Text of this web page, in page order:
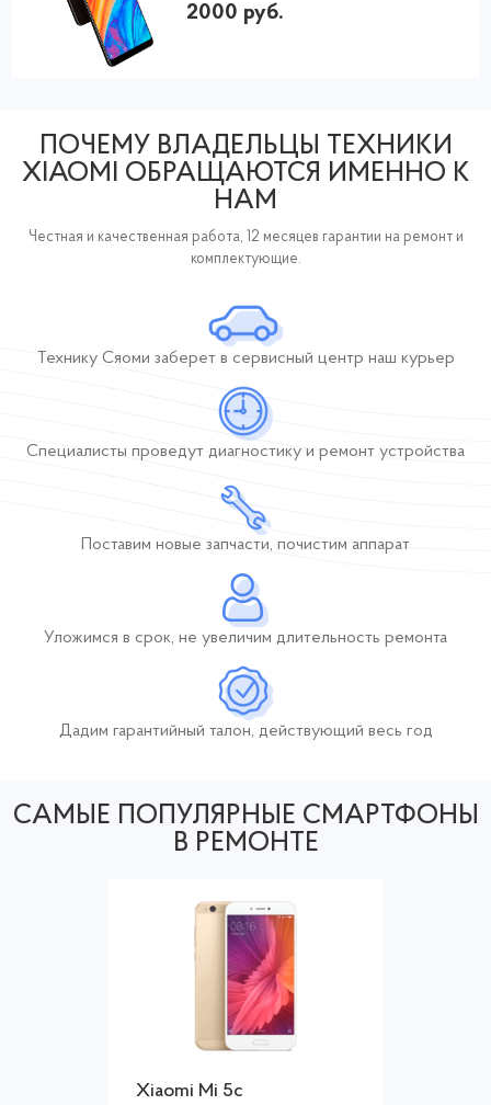
2000 руб.
ПОЧЕМУ ВЛАДЕЛЬЦЫ ТЕХНИКИ
XIAOMI ОБРАЩАЮТСЯ ИМЕННО К
НАМ
Честная и качественная работа, 12 месяцев гарантии на ремонт и
комплектующие.
Технику Сяоми заберетв сервисный центр наш курьер
Специалисты проведут диагностику и ремонт устройства
Поставим новые запчасти, почистим аппарат
Уложимся в срок, не увеличим длительность ремонта
Дадим гарантийный талон, действующий весь год
САМЫЕ ПОПУЛЯРНЫЕ СМАРТФОНЫ
В РЕМОНТЕ
Xiaomi Mi 5c